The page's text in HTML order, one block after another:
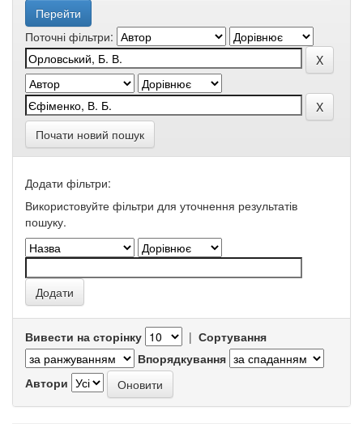
Поточні фільтри:
Почати новий пошук
Додати фільтри:
Використовуйте фільтри для уточнення результатів
пошуку.
Вивести на сторінку | Сортування
Впорядкування
Автори